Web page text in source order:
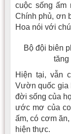
cuộc sống
Chính phủ, ơn
Hoa nói với
Bộ đội biên
tăng
Hiện tại, vẫn
Vườn quốc gia
đời sống của
ước mơ của
ấm, có cơm
hiện thực.